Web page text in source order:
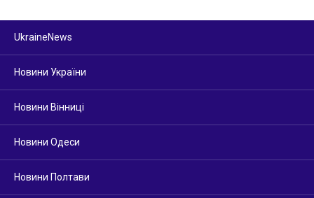
UkraineNews
Новини України
Новини Вінниці
Новини Одеси
Новини Полтави